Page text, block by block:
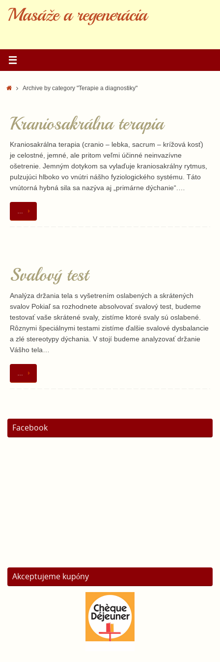
Masáže a regenerácia
HomeArchive by category "Terapie a diagnostiky"
Kraniosakrálna terapia
Kraniosakrálna terapia (cranio – lebka, sacrum – krížová kosť)
je celostné, jemné, ale pritom veľmi účinné neinvazívne
ošetrenie. Jemným dotykom sa vylaďuje kraniosakrálny rytmus,
pulzujúci hlboko vo vnútri nášho fyziologického systému. Táto
vnútorná hybná sila sa nazýva aj „primárne dýchanie“.…
Svalový test
Analýza držania tela s vyšetrením oslabených a skrátených
svalov Pokiaľ sa rozhodnete absolvovať svalový test, budeme
testovať vaše skrátené svaly, zistíme ktoré svaly sú oslabené.
Rôznymi špeciálnymi testami zistíme ďalšie svalové dysbalancie
a zlé stereotypy dýchania. V stojí budeme analyzovať držanie
Vášho tela…
Facebook
Akceptujeme kupóny